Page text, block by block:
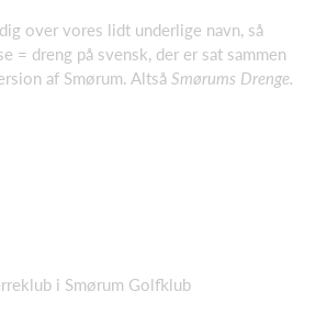
over vores lidt underlige navn, så
= dreng på svensk, der er sat sammen
af Smørum. Altså Smørums Drenge.
i Smørum Golfklub